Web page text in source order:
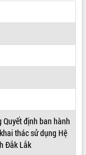
Quyết định ban hành
thác sử dụng Hệ
Đắk Lắk